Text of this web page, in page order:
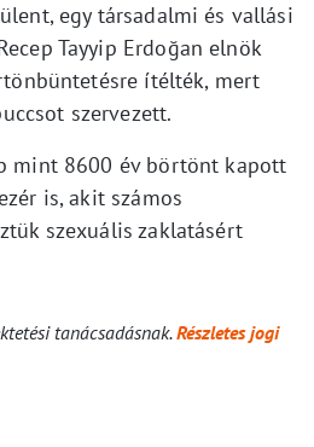
egy társadalmi és vallási
Tayyip Erdoğan elnök
ítélték, mert
szervezett.
mint 8600 év börtönt kapott
is, akit számos
szexuális zaklatásért
tanácsadásnak.Részletes jogi